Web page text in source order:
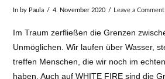
In by Paula 4. November 2020 Leave a Comment
Im Traum zerfließen die Grenzen
Unmöglichen. Wir laufen über Wasser,
treffen Menschen, die wir noch im
haben. Auch auf WHITE FIRE sind die